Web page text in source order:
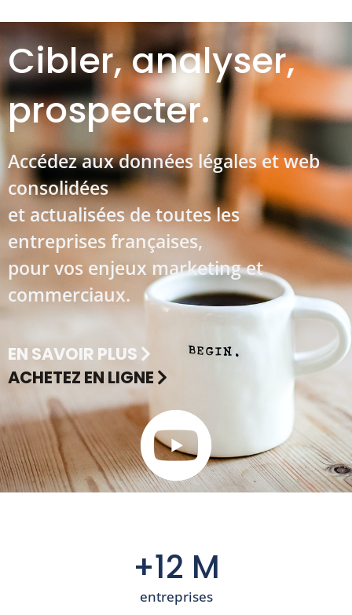
Cibler, analyser,
prospecter.
Accédez aux données légales et web
consolidées
et actualisées de toutes les
entreprises françaises,
pour vos enjeux marketing et
commerciaux.
EN SAVOIR PLUS
ACHETEZ EN LIGNE
+12 M
entreprises